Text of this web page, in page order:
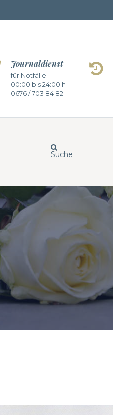
Journaldienst
für Notfälle
00:00 bis 24:00 h
0676 / 703 84 82